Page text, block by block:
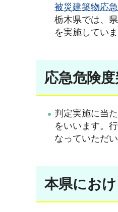
被災建築物応
栃木県では、
を実施していま
応急危険
判定実施に当
をいいます。
なっていただい
本県にお